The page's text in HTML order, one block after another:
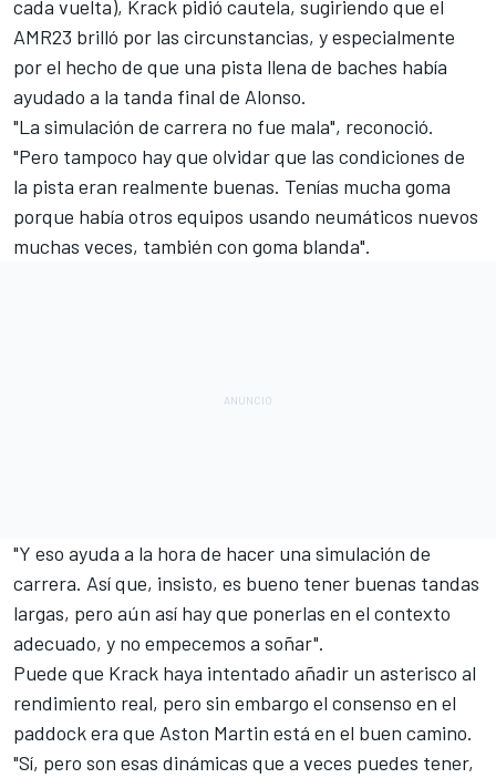
cada vuelta), Krack pidió cautela, sugiriendo que el
AMR23 brilló por las circunstancias, y especialmente
por el hecho de que una pista llena de baches había
ayudado a la tanda final de Alonso.
"La simulación de carrera no fue mala", reconoció.
"Pero tampoco hay que olvidar que las condiciones de
la pista eran realmente buenas. Tenías mucha goma
porque había otros equipos usando neumáticos nuevos
muchas veces, también con goma blanda".
"Y eso ayuda a la hora de hacer una simulación de
carrera. Así que, insisto, es bueno tener buenas tandas
largas, pero aún así hay que ponerlas en el contexto
adecuado, y no empecemos a soñar".
Puede que Krack haya intentado añadir un asterisco al
rendimiento real, pero sin embargo el consenso en el
paddock era que Aston Martin está en el buen camino.
"Sí, pero son esas dinámicas que a veces puedes tener,